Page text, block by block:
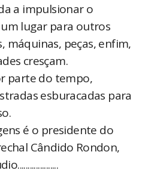
a impulsionar o
lugar para outros
máquinas, peças, enfim,
cresçam.
parte do tempo,
esburacadas para
é o presidente do
Cândido Rondon,